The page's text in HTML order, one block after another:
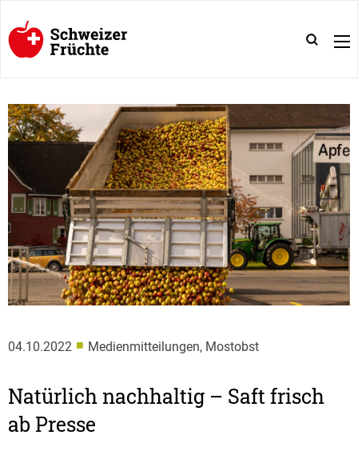
04.10.2022 ■ Medienmitteilungen, Mostobst
Natürlich nachhaltig – Saft frisch
ab Presse